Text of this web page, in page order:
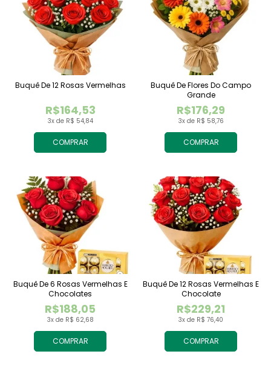
COMPRAR
3x de R$ 54,84
R$164,53
Buquê De 12 Rosas Vermelhas
COMPRAR
3x de R$ 58,76
R$176,29
Buquê De Flores Do Campo
Grande
COMPRAR
3x de R$ 62,68
R$188,05
Buquê De 6 Rosas Vermelhas E
Chocolates
COMPRAR
3x de R$ 76,40
R$229,21
Buquê De 12 Rosas Vermelhas E
Chocolate